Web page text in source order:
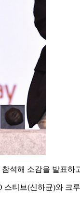
석해 소감을 발표하
티브(신하균)와 크